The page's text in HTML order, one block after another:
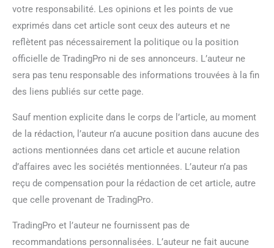
votre responsabilité. Les opinions et les points de vue
exprimés dans cet article sont ceux des auteurs et ne
reflètent pas nécessairement la politique ou la position
officielle de TradingPro ni de ses annonceurs. L’auteur ne
sera pas tenu responsable des informations trouvées à la fin
des liens publiés sur cette page.
Sauf mention explicite dans le corps de l’article, au moment
de la rédaction, l’auteur n’a aucune position dans aucune des
actions mentionnées dans cet article et aucune relation
d’affaires avec les sociétés mentionnées. L’auteur n’a pas
reçu de compensation pour la rédaction de cet article, autre
que celle provenant de TradingPro.
TradingPro et l’auteur ne fournissent pas de
recommandations personnalisées. L’auteur ne fait aucune